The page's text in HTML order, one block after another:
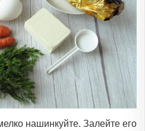
нашинкуйте. Залейте его